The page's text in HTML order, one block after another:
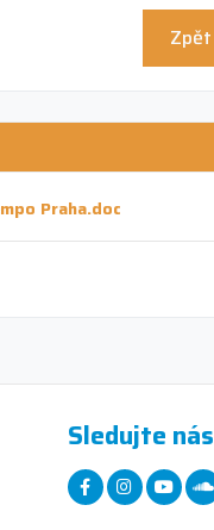
Zpět
Praha.doc
Sledujte nás